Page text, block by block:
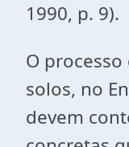
1990, p. 9).
O
solos, no
devem